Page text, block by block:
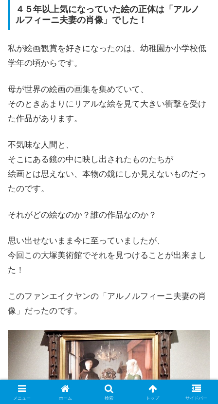
４５年以上気になっていた絵の正体は「アルノ
ルフィーニ夫妻の肖像」でした！
私が絵画観賞を好きになったのは、幼稚園か小学校低
学年の頃からです。
母が世界の絵画の画集を集めていて、
そのときあまりにリアルな絵を見て大きい衝撃を受け
た作品があります。
不気味な人間と、
そこにある鏡の中に映し出されたものたちが
絵画とは思えない、本物の鏡にしか見えないものだっ
たのです。
それがどの絵なのか？誰の作品なのか？
思い出せないまま今に至っていましたが、
今回この大塚美術館でそれを見つけることが出来まし
た！
このファンエイクヤンの「アルノルフィーニ夫妻の肖
像」だったのです。
メニュー ホーム 検索 トップ サイドバー